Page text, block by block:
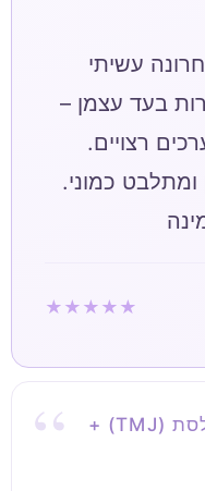
עשיתי
בעד עצמן –
★★★★★
בת 38 – כאב במפרק הלסת (TMJ) +